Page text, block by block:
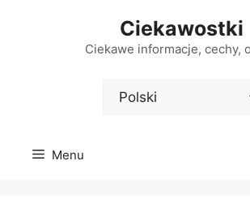
Ciekawostki
Ciekawe informacje, cechy,
Wybierz
język
Menu